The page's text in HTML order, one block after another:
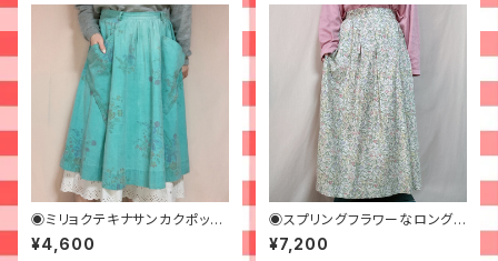
◉ミリョクテキナサンカクポッケ
のフレアスカート◉ 古着 グリー
ン 花柄
¥4,600
◉スプリングフラワーなロングス
カート◉ 古着 花柄 チューリップ
カラフル
¥7,200